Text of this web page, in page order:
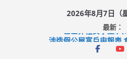
2026年8月7日（
最新：
巴士非禮女學生 六
涉造假公屋富戶申報表
足球盛會次場激戰 祖